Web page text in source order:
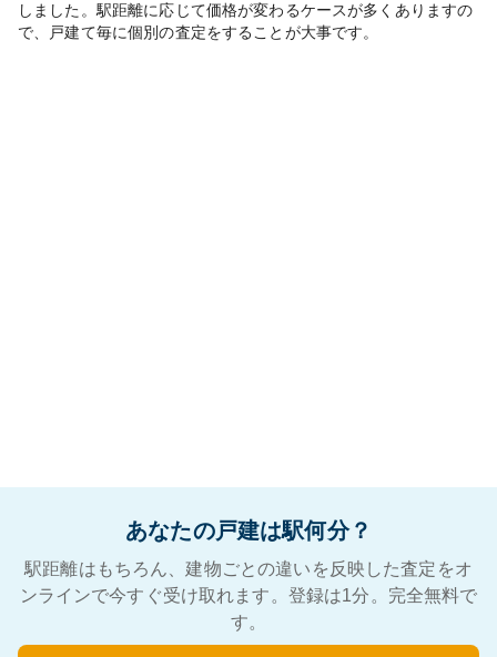
しました。駅距離に応じて価格が変わるケースが多くありますの
で、戸建て毎に個別の査定をすることが大事です。
あなたの戸建は駅何分？
駅距離はもちろん、建物ごとの違いを反映した査定をオ
ンラインで今すぐ受け取れます。登録は1分。完全無料で
す。